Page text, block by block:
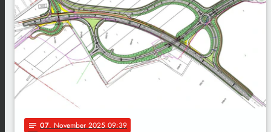
notes 07. November 2025 09:39